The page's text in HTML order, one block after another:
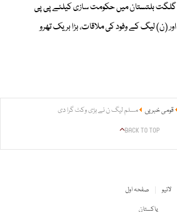
گلگت بلتستان میں حکومت سازی کیلئے پی پی
اور (ن) لیگ کے وفود کی ملاقات، بڑا بریک تھرو
قومی خبریں مسلم لیگ ن نے بڑی وکٹ گرا دی
BACK TO TOP
صفحہ اول
لائیو
پاکستان